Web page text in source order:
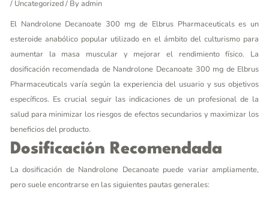
/ Uncategorized/ By admin
El Nandrolone Decanoate 300 mg de Elbrus Pharmaceuticals es un
esteroide anabólico popular utilizado en el ámbito del culturismo para
aumentar la masa muscular y mejorar el rendimiento físico. La
dosificación recomendada de Nandrolone Decanoate 300 mg de Elbrus
Pharmaceuticals varía según la experiencia del usuario y sus objetivos
específicos. Es crucial seguir las indicaciones de un profesional de la
salud para minimizar los riesgos de efectos secundarios y maximizar los
beneficios del producto.
Dosificación Recomendada
La dosificación de Nandrolone Decanoate puede variar ampliamente,
pero suele encontrarse en las siguientes pautas generales: